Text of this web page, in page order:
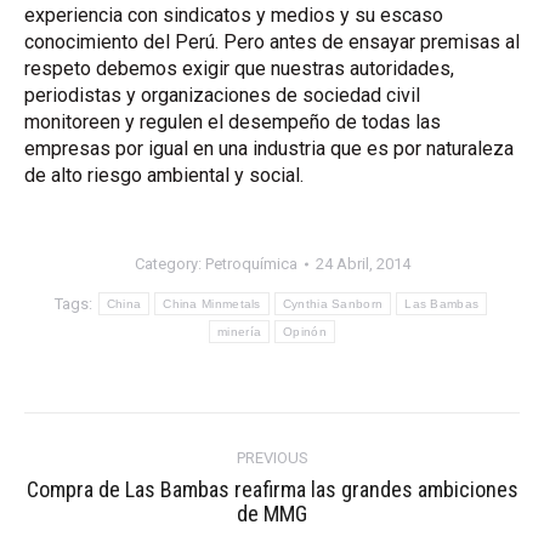
experiencia con sindicatos y medios y su escaso
conocimiento del Perú. Pero antes de ensayar premisas al
respeto debemos exigir que nuestras autoridades,
periodistas y organizaciones de sociedad civil
monitoreen y regulen el desempeño de todas las
empresas por igual en una industria que es por naturaleza
de alto riesgo ambiental y social.
Category: Petroquímica 24 Abril, 2014
Tags: China China Minmetals Cynthia Sanborn Las Bambas
minería Opinón
PREVIOUS
Previous
post:
Compra de Las Bambas reafirma las grandes ambiciones
de MMG